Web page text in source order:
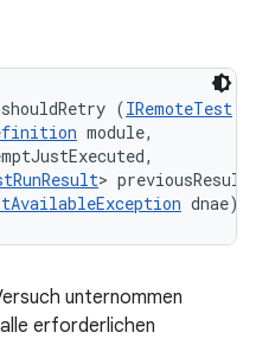
(IRemoteTest
module,
>
dnae)
unternommen
erforderlichen